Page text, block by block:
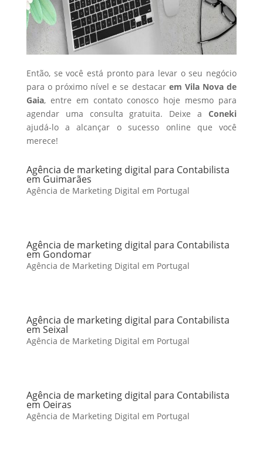
Então, se você está pronto para levar o seu negócio
para o próximo nível e se destacar em Vila Nova de
Gaia, entre em contato conosco hoje mesmo para
agendar uma consulta gratuita. Deixe aConeki
ajudá-lo a alcançar o sucesso online que você
merece!
Agência de marketing digital para Contabilista
em Guimarães
Agência de Marketing Digital em Portugal
Agência de marketing digital para Contabilista
em Gondomar
Agência de Marketing Digital em Portugal
Agência de marketing digital para Contabilista
em Seixal
Agência de Marketing Digital em Portugal
Agência de marketing digital para Contabilista
em Oeiras
Agência de Marketing Digital em Portugal